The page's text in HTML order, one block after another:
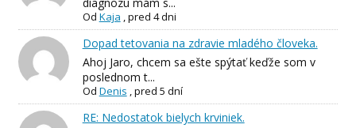
diagnozu mám s...
Od Kaja ,pred 4 dni
Dopad tetovania na zdravie mladého človeka.
Ahoj Jaro, chcem sa ešte spýtať keďže som v
poslednom t...
Od Denis ,pred 5 dní
RE: Nedostatok bielych krviniek.